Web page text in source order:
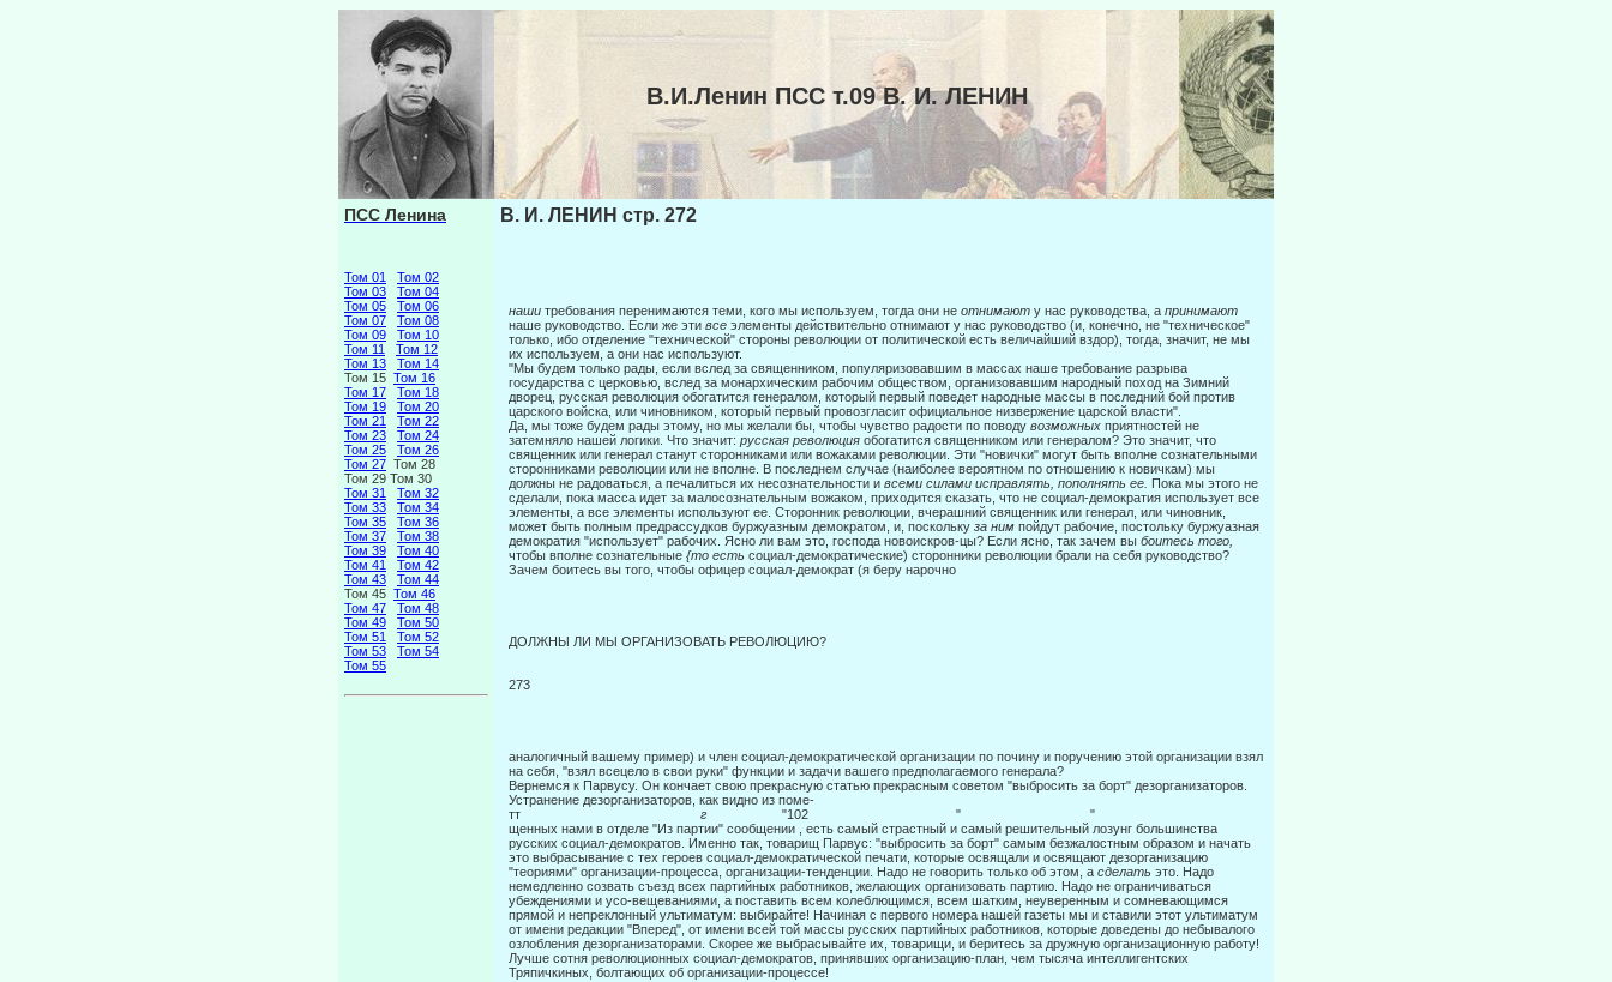
В.И.Ленин ПСС т.09 В. И. ЛЕНИН
ПСС Ленина
Том 01
Том 02
Том 03
Том 04
Том 05
Том 06
Том 07
Том 08
Том 09
Том 10
Том 11
Том 12
Том 13
Том 14
Том 15 Том 16
Том 17
Том 18
Том 19
Том 20
Том 21
Том 22
Том 23
Том 24
Том 25
Том 26
Том 27 Том 28
Том 29 Том 30
Том 31
Том 32
Том 33
Том 34
Том 35
Том 36
Том 37
Том 38
Том 39
Том 40
Том 41
Том 42
Том 43
Том 44
Том 45 Том 46
Том 47
Том 48
Том 49
Том 50
Том 51
Том 52
Том 53
Том 54
Том 55
В. И. ЛЕНИН стр. 272
наши требования перенимаются теми, кого мы используем, тогда они не отнимают у нас руководства, а принимают
наше руководство. Если же эти все элементы действи­тельно отнимают у нас руководство (и, конечно, не "техническое"
только, ибо отделе­ние "технической" стороны революции от политической есть величайший вздор), то­гда, значит, не мы
их используем, а они нас используют.
"Мы будем только рады, если вслед за священником, популяризовавшим в массах наше требование разрыва
государства с церковью, вслед за монархическим рабочим обществом, организовавшим народный поход на Зимний
дворец, русская революция обогатится генералом, который первый поведет народные массы в последний бой про­тив
царского войска, или чиновником, который первый провозгласит официальное низ­вержение царской власти".
Да, мы тоже будем рады этому, но мы желали бы, чтобы чувство радости по поводу возможных приятностей не
затемняло нашей логики. Что значит: русская революция обогатится священником или генералом? Это значит, что
священник или генерал ста­нут сторонниками или вожаками революции. Эти "новички" могут быть вполне созна­тельными
сторонниками революции или не вполне. В последнем случае (наиболее ве­роятном по отношению к новичкам) мы
должны не радоваться, а печалиться их несоз­нательности и всеми силами исправлять, пополнять ее.
Пока мы этого не
сделали, пока масса идет за малосознательным вожаком, приходится сказать, что не социал-демократия использует все
элементы, а все элементы используют ее. Сторонник рево­люции, вчерашний священник или генерал, или чиновник,
может быть полным пред­рассудков буржуазным демократом, и, поскольку за ним пойдут рабочие, постольку буржуазная
демократия "использует" рабочих. Ясно ли вам это, господа новоискров-цы? Если ясно, так зачем вы боитесь того,
чтобы вполне сознательные {то есть соци­ал-демократические) сторонники революции брали на себя руководство?
Зачем боитесь вы того, чтобы офицер социал-демократ (я беру нарочно
ДОЛЖНЫ ЛИ МЫ ОРГАНИЗОВАТЬ РЕВОЛЮЦИЮ?
273
аналогичный вашему пример) и член социал-демократической организации по почину и поручению этой организации взял
на себя, "взял всецело в свои руки" функции и за­дачи вашего предполагаемого генерала?
Вернемся к Парвусу. Он кончает свою прекрасную статью прекрасным советом "вы­бросить за борт" дезорганизаторов.
Устранение дезорганизаторов, как видно из поме-
тт г "102 " "
щенных нами в отделе "Из партии" сообщении , есть самый страстный и самый ре­шительный лозунг большинства
русских социал-демократов. Именно так, товарищ Парвус: "выбросить за борт" самым безжалостным образом и начать
это выбрасывание с тех героев социал-демократической печати, которые освящали и освящают дезорга­низацию
"теориями" организации-процесса, организации-тенденции. Надо не говорить только об этом, а сделать это. Надо
немедленно созвать съезд всех партийных работ­ников, желающих организовать партию. Надо не ограничиваться
убеждениями и усо-вещеваниями, а поставить всем колеблющимся, всем шатким, неуверенным и сомне­вающимся
прямой и непреклонный ультиматум: выбирайте! Начиная с первого номера нашей газеты мы и ставили этот ультиматум
от имени редакции "Вперед", от имени всей той массы русских партийных работников, которые доведены до небывалого
оз­лобления дезорганизаторами. Скорее же выбрасывайте их, товарищи, и беритесь за дружную организационную работу!
Лучше сотня революционных социал-демократов, принявших организацию-план, чем тысяча интеллигентских
Тряпичкиных, болтающих об организации-процессе!